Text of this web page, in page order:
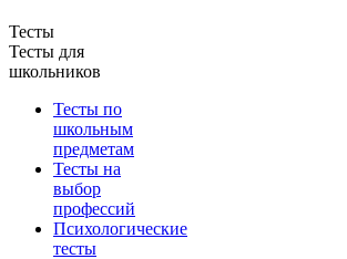
Тесты
Тесты для
школьников
Тесты по
школьным
предметам
Тесты на
выбор
профессий
Психологические
тесты